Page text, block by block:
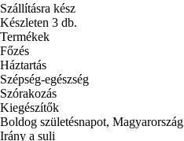
Szállításra kész
Készleten 3 db.
Termékek
Főzés
Háztartás
Szépség-egészség
Szórakozás
Kiegészítők
Boldog születésnapot, Magyarország
Irány a suli